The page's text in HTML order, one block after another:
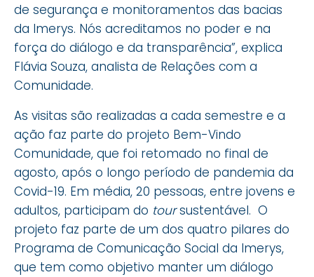
de segurança e monitoramentos das bacias
da Imerys. Nós acreditamos no poder e na
força do diálogo e da transparência”, explica
Flávia Souza, analista de Relações com a
Comunidade.
As visitas são realizadas a cada semestre e a
ação faz parte do projeto Bem-Vindo
Comunidade, que foi retomado no final de
agosto, após o longo período de pandemia da
Covid-19. Em média, 20 pessoas, entre jovens e
adultos, participam do toursustentável. O
projeto faz parte de um dos quatro pilares do
Programa de Comunicação Social da Imerys,
que tem como objetivo manter um diálogo